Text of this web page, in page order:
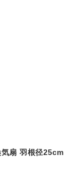
気扇 羽根径25cm